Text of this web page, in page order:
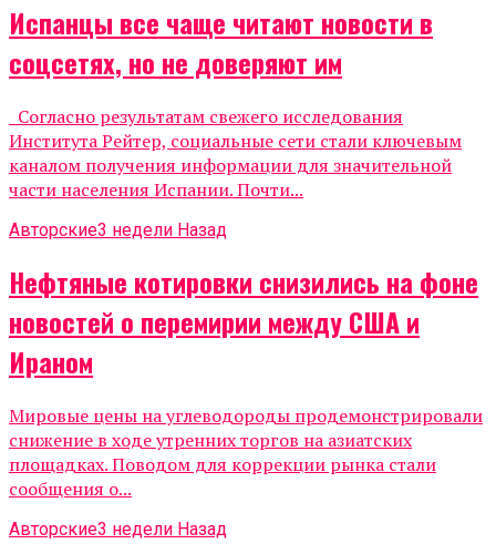
Испанцы все чаще читают новости в
соцсетях, но не доверяют им
Согласно результатам свежего исследования
Института Рейтер, социальные сети стали ключевым
каналом получения информации для значительной
части населения Испании. Почти...
Авторские3 недели Назад
Нефтяные котировки снизились на фоне
новостей о перемирии между США и
Ираном
Мировые цены на углеводороды продемонстрировали
снижение в ходе утренних торгов на азиатских
площадках. Поводом для коррекции рынка стали
сообщения о...
Авторские3 недели Назад